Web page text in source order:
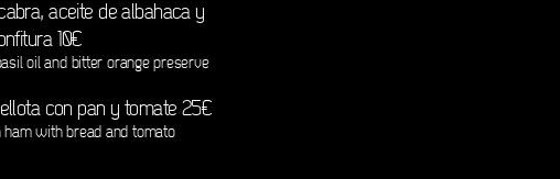
aceite de albahaca y
10€
oil and bitter orange preserve
con pan y tomate 25€
ham with bread and tomato